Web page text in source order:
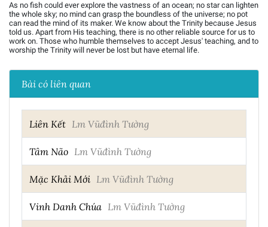
As no fish could ever explore the vastness of an ocean; no star can lighten
the whole sky; no mind can grasp the boundless of the universe; no pot
can read the mind of its maker. We know about the Trinity because Jesus
told us. Apart from His teaching, there is no other reliable source for us to
work on. Those who humble themselves to accept Jesus' teaching, and to
worship the Trinity will never be lost but have eternal life.
Bài có liên quan
Liên Kết Lm Vũđình Tường
Tâm Não Lm Vũđình Tường
Mặc Khải Mới Lm Vũđình Tường
Vinh Danh Chúa Lm Vũđình Tường